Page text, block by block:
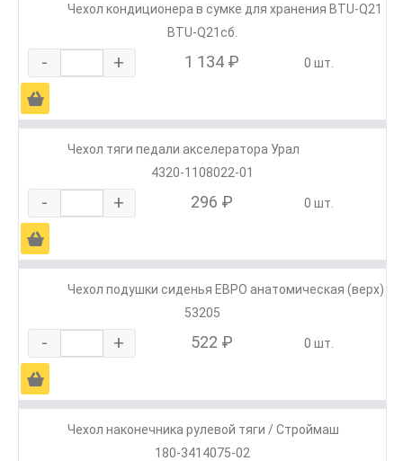
Чехол кондиционера в сумке для хранения BTU-Q21
BTU-Q21сб.
- + 1 134 ₽ 0 шт.
Ä
Чехол тяги педали акселератора Урал
4320-1108022-01
- + 296 ₽ 0 шт.
Ä
Чехол подушки сиденья ЕВРО анатомическая (верх)
53205
- + 522 ₽ 0 шт.
Ä
Чехол наконечника рулевой тяги / Строймаш
180-3414075-02